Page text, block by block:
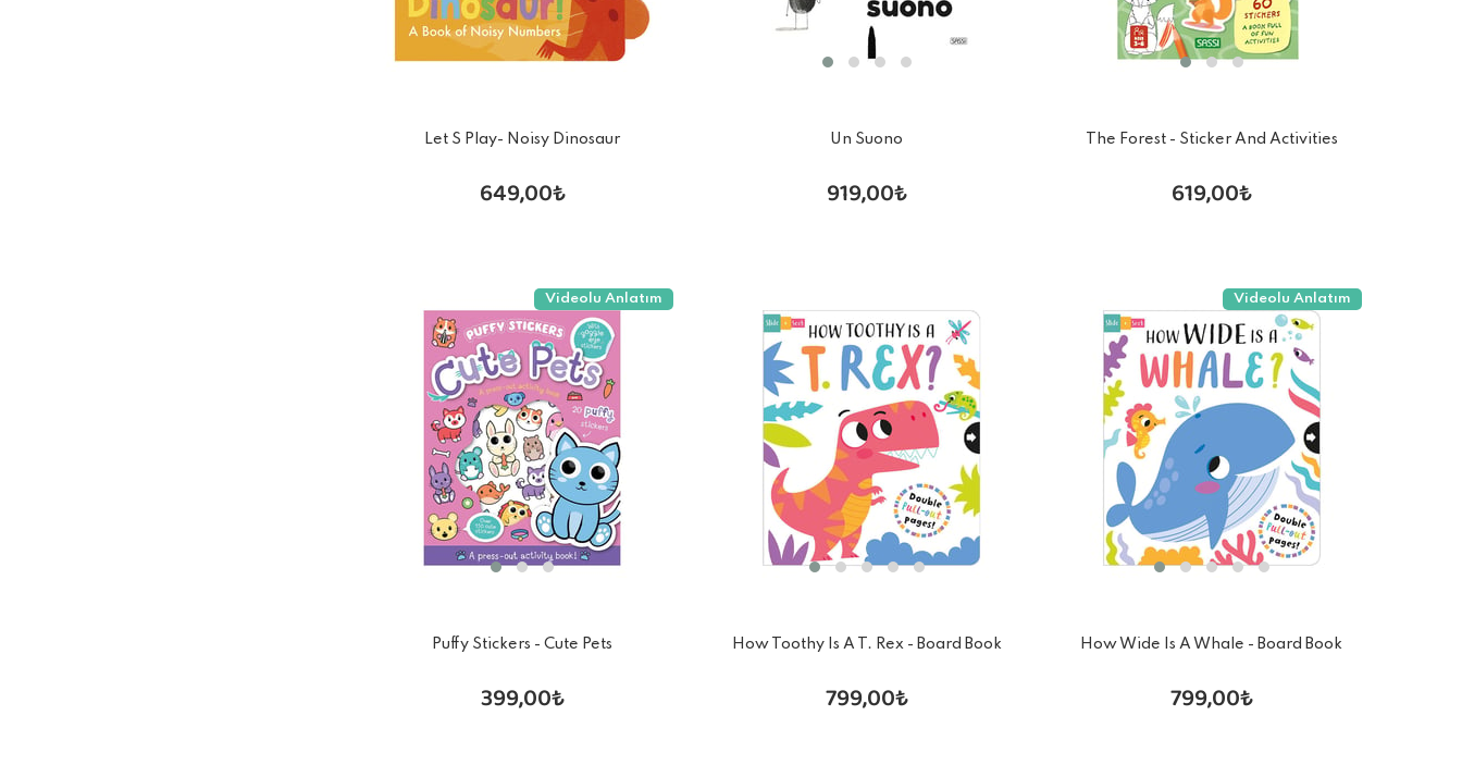
Let S Play- Noisy Dinosaur
649,00₺
Un Suono
919,00₺
The Forest - Sticker And Activities
619,00₺
Videolu Anlatım
Puffy Stickers - Cute Pets
399,00₺
How Toothy Is A T. Rex - Board Book
799,00₺
Videolu Anlatım
How Wide Is A Whale - Board Book
799,00₺